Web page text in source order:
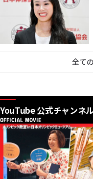
全て
YouTube 公式チャンネ
OFFICIAL MOVIE